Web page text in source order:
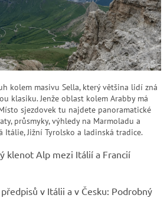
kolem masivu Sella, který většina lidí zná
klasiku. Jenže oblast kolem Arabby má
sjezdovek tu najdete panoramatické
průsmyky, výhledy na Marmoladu a
Itálie, Jižní Tyrolsko a ladinská tradice.
klenot Alp mezi Itálií a Francií
v Itálii a v Česku: Podrobný